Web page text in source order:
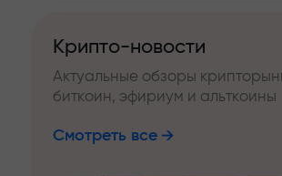
Крипто-новости
Актуальные обзоры
биткоин, эфириум и альткоины
Смотреть все